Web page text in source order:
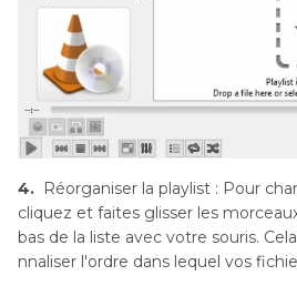
4. Réorganiser la playlist : Pour
cliquez et faites glisser les
bas de la liste avec votre souris.
nnaliser l'ordre dans lequel vos